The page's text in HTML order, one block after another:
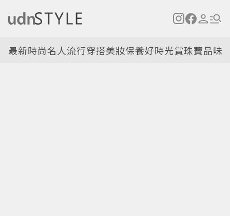
最新時尚名人流行穿搭美妝保養好時光賞珠寶品味